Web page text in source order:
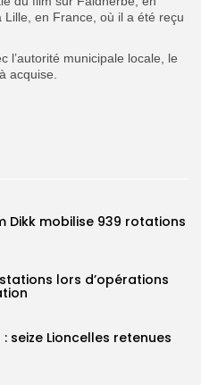
en France, où il a été reçu
l’autorité municipale locale, le
acquise.
Dikk mobilise 939 rotations
lors d’opérations
seize Lioncelles retenues